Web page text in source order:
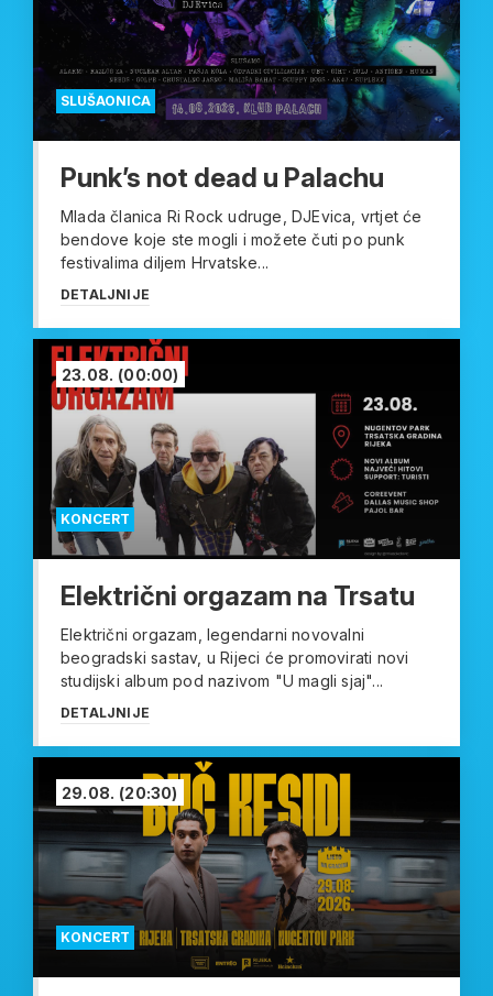
SLUŠAONICA
Punk’s not dead u Palachu
Mlada članica Ri Rock udruge, DJEvica, vrtjet će
bendove koje ste mogli i možete čuti po punk
festivalima diljem Hrvatske...
DETALJNIJE
KONCERT
23.08. (00:00)
Električni orgazam na Trsatu
Električni orgazam, legendarni novovalni
beogradski sastav, u Rijeci će promovirati novi
studijski album pod nazivom "U magli sjaj"...
DETALJNIJE
KONCERT
29.08. (20:30)